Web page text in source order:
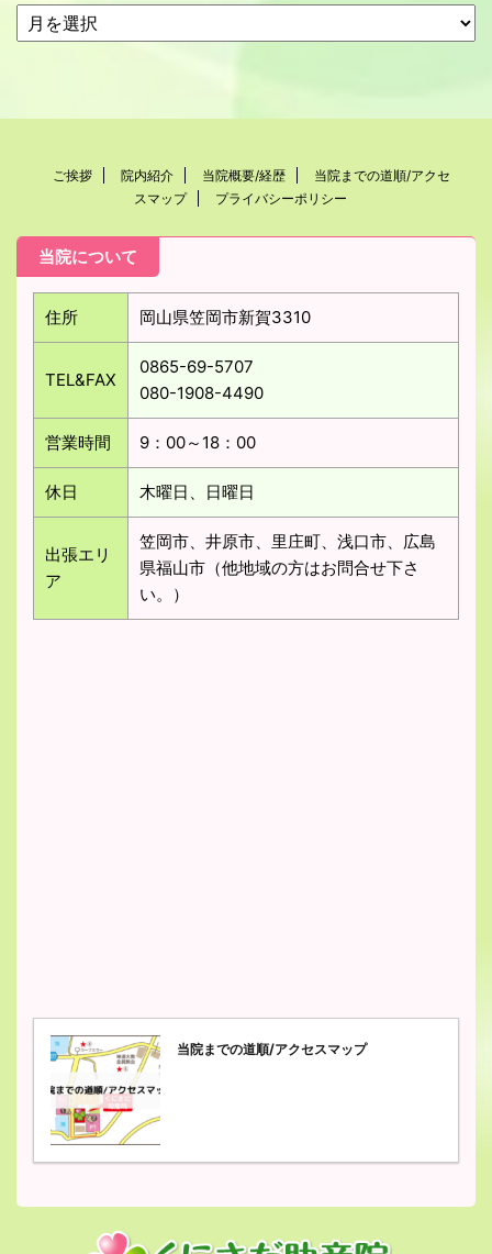
ご挨拶 院内紹介 当院概要/経歴
当院までの道順/アクセ
スマップ
プライバシーポリシー
当院について
住所 岡山県笠岡市新賀3310
TEL&FAX
0865-69-5707
080-1908-4490
営業時間 9：00～18：00
休日 木曜日、日曜日
出張エリ
ア
笠岡市、井原市、里庄町、浅口市、広島
県福山市（他地域の方はお問合せ下さ
い。）
当院までの道順/アクセスマップ